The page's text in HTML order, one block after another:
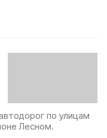
по улицам
Лесном.